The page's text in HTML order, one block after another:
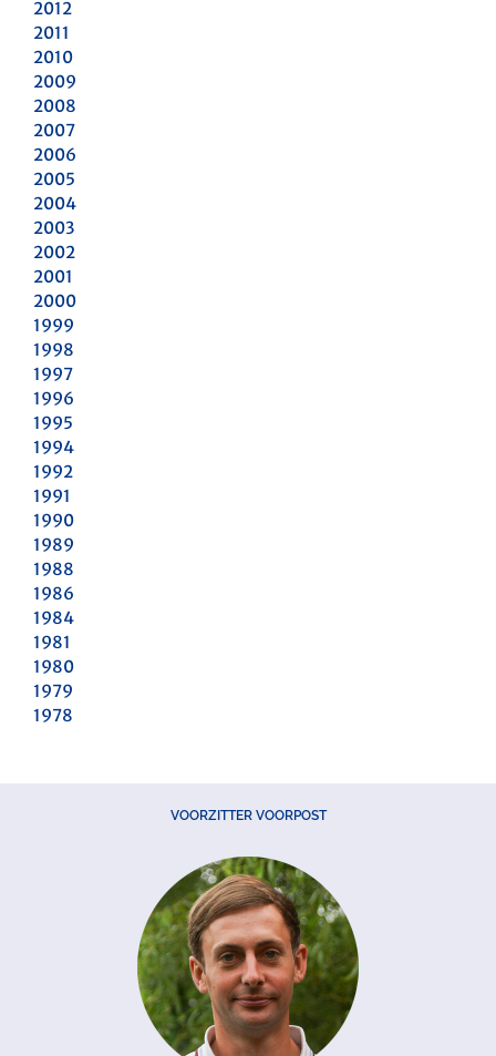
2012
2011
2010
2009
2008
2007
2006
2005
2004
2003
2002
2001
2000
1999
1998
1997
1996
1995
1994
1992
1991
1990
1989
1988
1986
1984
1981
1980
1979
1978
VOORZITTER VOORPOST